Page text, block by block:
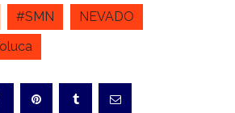
#SMN
NEVADO